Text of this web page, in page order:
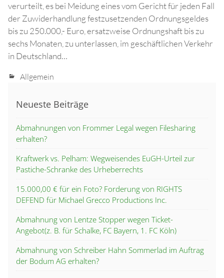
verurteilt, es bei Meidung eines vom Gericht für jeden Fall
der Zuwiderhandlung festzusetzenden Ordnungsgeldes
bis zu 250.000,- Euro, ersatzweise Ordnungshaft bis zu
sechs Monaten, zu unterlassen, im geschäftlichen Verkehr
in Deutschland…
Allgemein
Neueste Beiträge
Abmahnungen von Frommer Legal wegen Filesharing
erhalten?
Kraftwerk vs. Pelham: Wegweisendes EuGH-Urteil zur
Pastiche-Schranke des Urheberrechts
15.000,00 € für ein Foto? Forderung von RIGHTS
DEFEND für Michael Grecco Productions Inc.
Abmahnung von Lentze Stopper wegen Ticket-
Angebot(z. B. für Schalke, FC Bayern, 1. FC Köln)
Abmahnung von Schreiber Hahn Sommerlad im Auftrag
der Bodum AG erhalten?